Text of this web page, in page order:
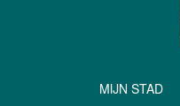
MIJN STAD